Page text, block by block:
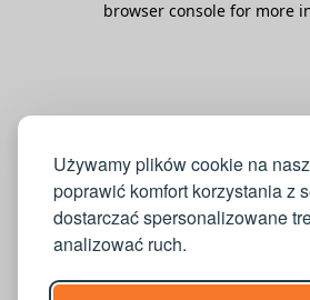
Używamy plików cookie na
poprawić komfort korzystania z
dostarczać spersonalizowane
analizować ruch.
browser console for more